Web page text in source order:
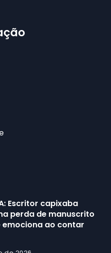
Escritor capixaba
perda de manuscrito
emociona ao contar